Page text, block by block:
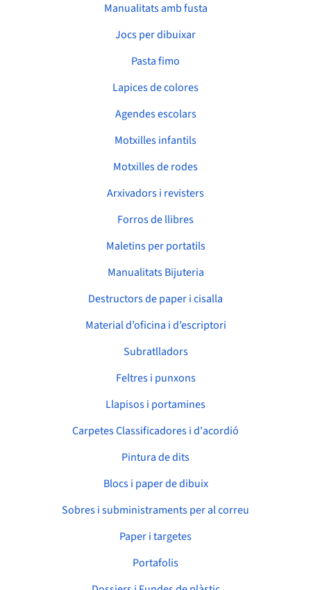
Manualitats amb fusta
Jocs per dibuixar
Pasta fimo
Lapices de colores
Agendes escolars
Motxilles infantils
Motxilles de rodes
Arxivadors i revisters
Forros de llibres
Maletins per portatils
Manualitats Bijuteria
Destructors de paper i cisalla
Material d’oficina i d’escriptori
Subratlladors
Feltres i punxons
Llapisos i portamines
Carpetes Classificadores i d'acordió
Pintura de dits
Blocs i paper de dibuix
Sobres i subministraments per al correu
Paper i targetes
Portafolis